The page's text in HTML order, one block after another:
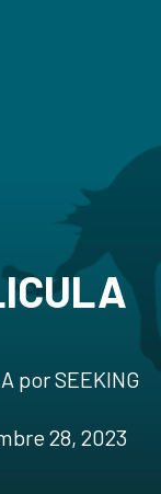
por SEEKING
28, 2023